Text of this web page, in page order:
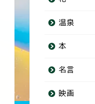
温泉
本
名言
映画